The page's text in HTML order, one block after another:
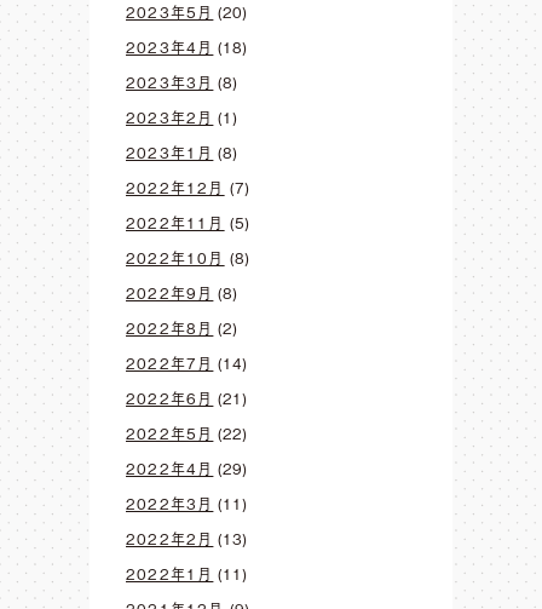
2023年5月 (20)
2023年4月 (18)
2023年3月 (8)
2023年2月 (1)
2023年1月 (8)
2022年12月 (7)
2022年11月 (5)
2022年10月 (8)
2022年9月 (8)
2022年8月 (2)
2022年7月 (14)
2022年6月 (21)
2022年5月 (22)
2022年4月 (29)
2022年3月 (11)
2022年2月 (13)
2022年1月 (11)